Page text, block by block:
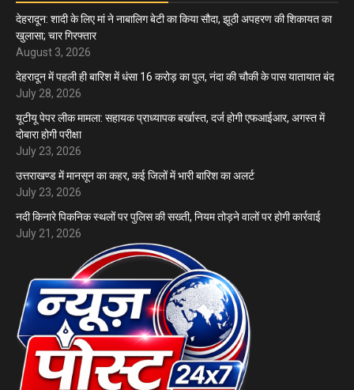
देहरादून: शादी के लिए मां ने नाबालिग बेटी का किया सौदा, झूठी अपहरण की शिकायत का
खुलासा; चार गिरफ्तार
August 3, 2026
देहरादून में पहली ही बारिश में धंसा 16 करोड़ का पुल, नंदा की चौकी के पास यातायात बंद
July 28, 2026
यूटीयू पेपर लीक मामला: सहायक प्राध्यापक बर्खास्त, दर्ज होगी एफआईआर, अगस्त में
दोबारा होगी परीक्षा
July 23, 2026
उत्तराखण्ड में मानसून का कहर, कई जिलों में भारी बारिश का अलर्ट
July 23, 2026
नदी किनारे पिकनिक स्थलों पर पुलिस की सख्ती, नियम तोड़ने वालों पर होगी कार्रवाई
July 21, 2026